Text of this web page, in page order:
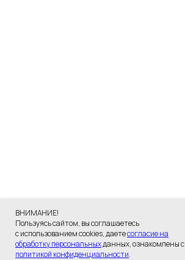
ВНИМАНИЕ!
Пользуясь сайтом, вы соглашаетесь
с использованием cookies, даетесогласие на
обработку персональныхданных, ознакомлены с
политикой конфиденциальности.